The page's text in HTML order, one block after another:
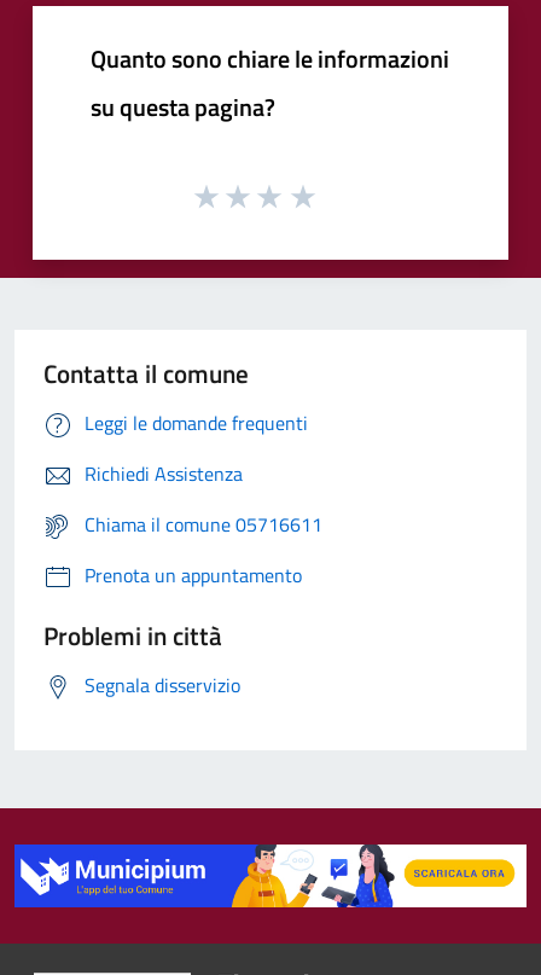
Quanto sono chiare le informazioni
su questa pagina?
Contatta il comune
Leggi le domande frequenti
Richiedi Assistenza
Chiama il comune 05716611
Prenota un appuntamento
Problemi in città
Segnala disservizio